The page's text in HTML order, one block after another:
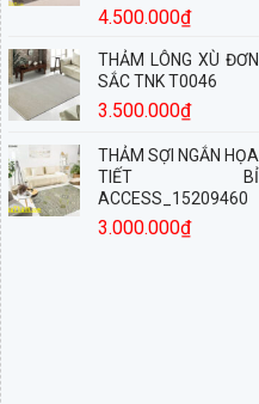
4.500.000₫
THẢM LÔNG XÙ ĐƠN
SẮC TNK T0046
3.500.000₫
THẢM SỢI NGẮN HỌA
TIẾT BỈ
ACCESS_15209460
3.000.000₫